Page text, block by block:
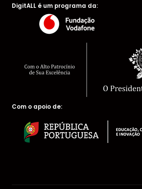
DigitALL é um programa da:
Com o apoio de: